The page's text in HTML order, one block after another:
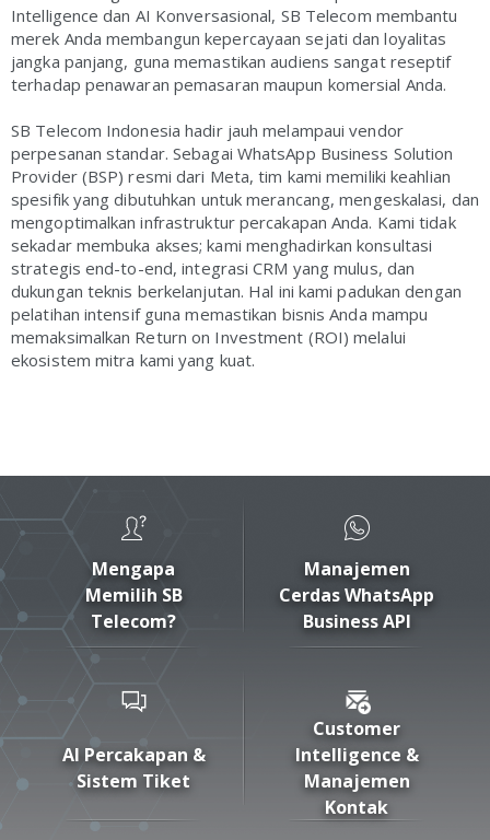
Intelligence dan AI Konversasional, SB Telecom membantu
merek Anda membangun kepercayaan sejati dan loyalitas
jangka panjang, guna memastikan audiens sangat reseptif
terhadap penawaran pemasaran maupun komersial Anda.
SB Telecom Indonesia hadir jauh melampaui vendor
perpesanan standar. Sebagai WhatsApp Business Solution
Provider (BSP) resmi dari Meta, tim kami memiliki keahlian
spesifik yang dibutuhkan untuk merancang, mengeskalasi, dan
mengoptimalkan infrastruktur percakapan Anda. Kami tidak
sekadar membuka akses; kami menghadirkan konsultasi
strategis end-to-end, integrasi CRM yang mulus, dan
dukungan teknis berkelanjutan. Hal ini kami padukan dengan
pelatihan intensif guna memastikan bisnis Anda mampu
memaksimalkan Return on Investment (ROI) melalui
ekosistem mitra kami yang kuat.
Mengapa
Memilih SB
Telecom?
Manajemen
Cerdas WhatsApp
Business API
AI Percakapan &
Sistem Tiket
Customer
Intelligence &
Manajemen
Kontak